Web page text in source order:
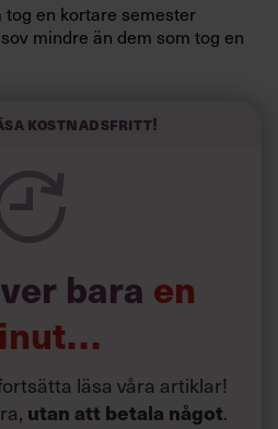
en kortare semester
mindre än dem som tog en
kunna uttyda att en längre
kostnadsfritt!
bara en
läsa våra artiklar!
utan att betala något.